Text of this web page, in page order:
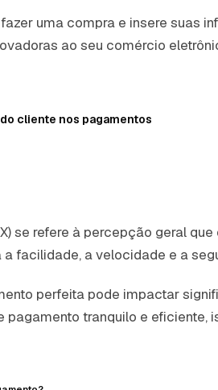
uma compra e insere suas
ao seu comércio
cliente nos pagamentos
se refere à percepção geral
a facilidade, a velocidade e a
perfeita pode impactar
pagamento tranquilo e